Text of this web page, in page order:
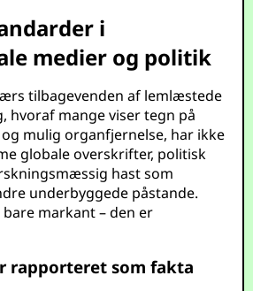
i
medier og politik
tilbagevenden af lemlæstede
hvoraf mange viser tegn på
mulig organfjernelse, har ikke
globale overskrifter, politisk
hast som
underbyggede påstande.
markant – den er
rapporteret som fakta